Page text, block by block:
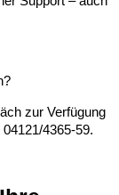
zur Verfügung
04121/4365-59.